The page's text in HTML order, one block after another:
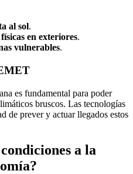
al sol.
en exteriores.
vulnerables.
es fundamental para poder
bruscos. Las tecnologías
de prever y actuar llegados estos
a la